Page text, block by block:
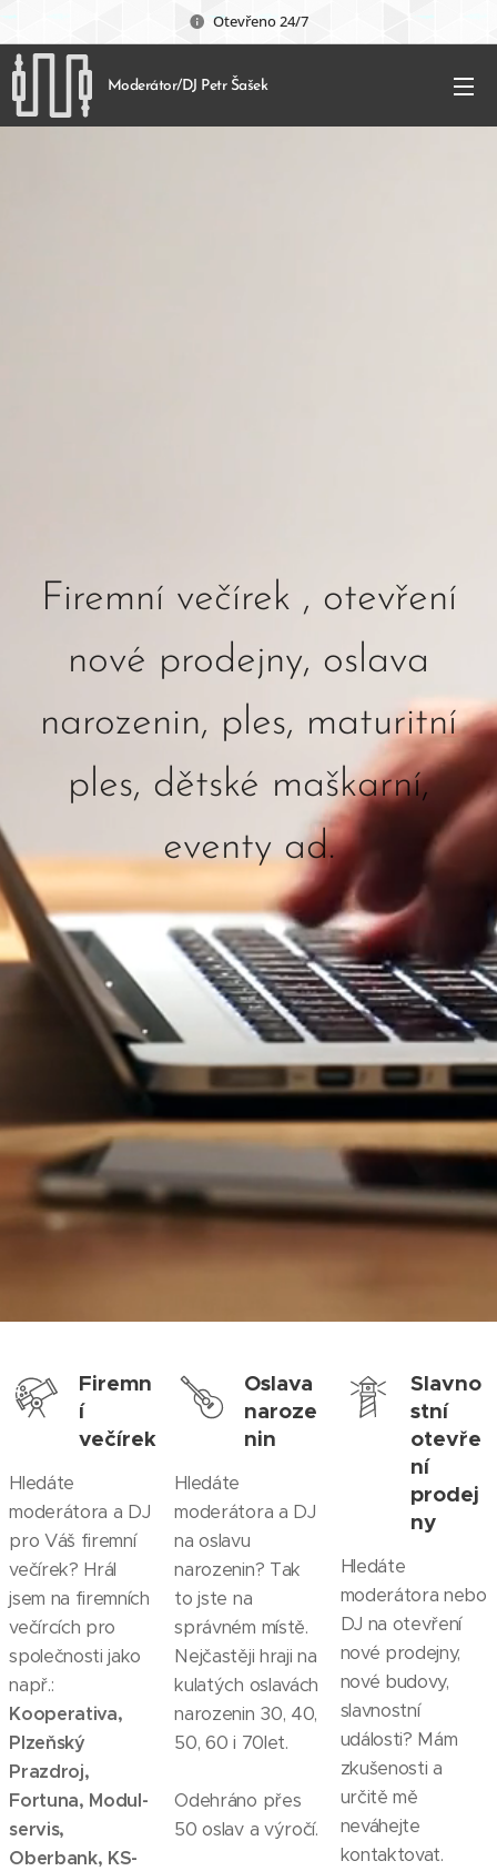
Otevřeno 24/7
Moderátor/DJ Petr Šašek
Firemní večírek , otevření
nové prodejny, oslava
narozenin, ples, maturitní
ples, dětské maškarní,
eventy ad.
Firemn
í
večírek
Hledáte
moderátora a DJ
pro Váš firemní
večírek? Hrál
jsem na firemních
večírcích pro
společnosti jako
např.:
Kooperativa,
Plzeňský
Prazdroj,
Fortuna, Modul-
servis,
Oberbank, KS-
Oslava
naroze
nin
Hledáte
moderátora a DJ
na oslavu
narozenin? Tak
to jste na
správném místě.
Nejčastěji hraji na
kulatých oslavách
narozenin 30, 40,
50, 60 i 70let.
Odehráno přes
50 oslav a výročí.
Slavno
stní
otevře
ní
prodej
ny
Hledáte
moderátora nebo
DJ na otevření
nové prodejny,
nové budovy,
slavnostní
události? Mám
zkušenosti a
určitě mě
neváhejte
kontaktovat.